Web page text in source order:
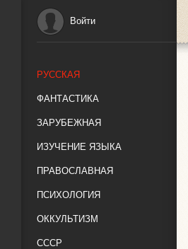
Войти
РУССКАЯ
ФАНТАСТИКА
ЗАРУБЕЖНАЯ
ИЗУЧЕНИЕ ЯЗЫКА
ПРАВОСЛАВНАЯ
ПСИХОЛОГИЯ
ОККУЛЬТИЗМ
СССР